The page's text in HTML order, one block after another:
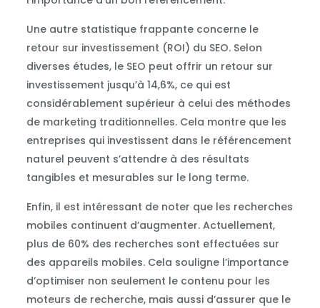
Une autre statistique frappante concerne le
retour sur investissement (ROI) du SEO. Selon
diverses études, le SEO peut offrir un retour sur
investissement jusqu’à 14,6%, ce qui est
considérablement supérieur à celui des méthodes
de marketing traditionnelles. Cela montre que les
entreprises qui investissent dans le référencement
naturel peuvent s’attendre à des résultats
tangibles et mesurables sur le long terme.
Enfin, il est intéressant de noter que les recherches
mobiles continuent d’augmenter. Actuellement,
plus de 60% des recherches sont effectuées sur
des appareils mobiles. Cela souligne l’importance
d’optimiser non seulement le contenu pour les
moteurs de recherche, mais aussi d’assurer que le